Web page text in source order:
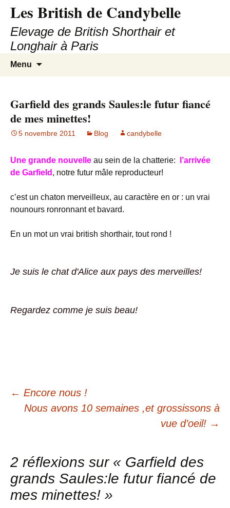
Les British de Candybelle
Elevage de British Shorthair et
Longhair à Paris
Menu
Garfield des grands Saules:le futur fiancé
de mes minettes!
5 novembre 2011 Blog candybelle
Une grande nouvelle au sein de la chatterie:
l’arrivée
de Garfield , notre futur mâle reproducteur!
c’est un chaton merveilleux, au caractère en or : un vrai
nounours ronronnant et bavard.
En un mot un vrai british shorthair, tout rond !
Je suis le chat d'Alice aux pays des merveilles!
Regardez comme je suis beau!
Navigation
articles
← Encore nous !
Nous avons 10 semaines ,et grossissons à
vue d’oeil! →
2 réflexions sur « Garfield des
grands Saules:le futur fiancé de
mes minettes! »